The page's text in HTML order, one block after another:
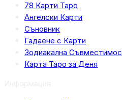
78 Карти Таро
Ангелски Карти
Съновник
Гадаене с Карти
Зодиакална
Карта Таро за Деня